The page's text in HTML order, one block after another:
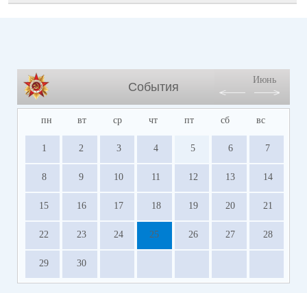
События
Июнь
пн вт ср чт пт сб вс
1 2 3 4 5 6 7
8 9 10 11 12 13 14
15 16 17 18 19 20 21
22 23 24 25 26 27 28
29 30